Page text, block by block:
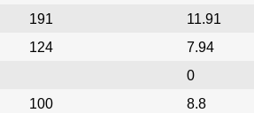
191 11.91
124 7.94
0
100 8.8